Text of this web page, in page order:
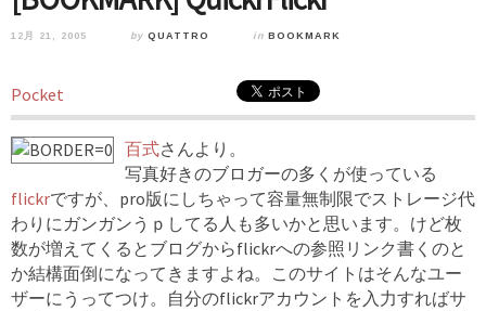
12月 21, 2005 by QUATTRO in BOOKMARK
Pocket
百式さんより。
写真好きのブロガーの多くが使っている
flickrですが、pro版にしちゃって容量無制限でストレージ代
わりにガンガンうｐしてる人も多いかと思います。けど枚
数が増えてくるとブログからflickrへの参照リンク書くのと
か結構面倒になってきますよね。このサイトはそんなユー
ザーにうってつけ。自分のflickrアカウントを入力すればサ